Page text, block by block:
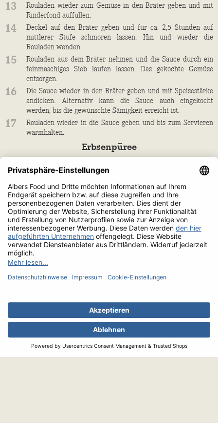
13
Rouladen wieder zum Gemüse in den Bräter geben und mit
Rinderfond auffüllen.
14
Deckel auf den Bräter geben und für ca. 2,5 Stunden auf
mittlerer Stufe schmoren lassen. Hin und wieder die
Rouladen wenden.
15
Rouladen aus dem Bräter nehmen und die Sauce durch ein
feinmaschiges Sieb laufen lassen. Das gekochte Gemüse
entsorgen.
16
Die Sauce wieder in den Bräter geben und mit Speisestärke
andicken. Alternativ kann die Sauce auch eingekocht
werden, bis die gewünschte Sämigkeit erreicht ist.
17
Rouladen wieder in die Sauce geben und bis zum Servieren
warmhalten.
Erbsenpüree
18 Zwiebel schälen und fein würfeln.
19
ca. 5 Minuten darin anschwitzen.
20 Erbsen hinzugeben und weitere 5 Minuten anschwitzen.
21
Sahne hinzugeben und mit einem Pürierstab oder einer
Küchenmaschine pürieren.
22 Mit Salz und Pfeffer abschmecken.
Albers GmbH
Mündelheimer Weg 6